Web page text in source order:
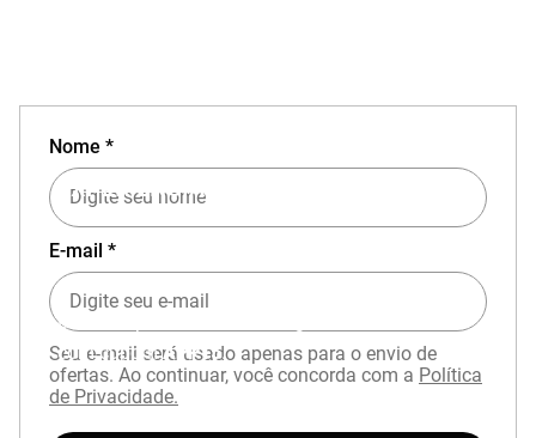
EXPERIÊNCIA MIZUNO NO APP
Baixe o aplicativo Mizuno e garanta
com cupomAPP15.
Nome *
E-mail *
Seu e-mail será usado apenas para o envio de
ofertas. Ao continuar, você concorda com a Política
de Privacidade.